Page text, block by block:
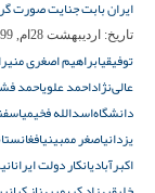
ایران بابت جنایت صورت
تاریخ: اردیبهشت 28ام, 1399
توفیقیابراهیم اصغری منیر
عالی‌نژاداحمد علویاحمد
دانشگاه‌اسدالله فخیمی
یزدانیاصغر ممبینی
اکبرآبادیانکار دولت ایران